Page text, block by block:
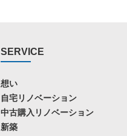
SERVICE
想い
自宅リノベーション
中古購入リノベーション
新築